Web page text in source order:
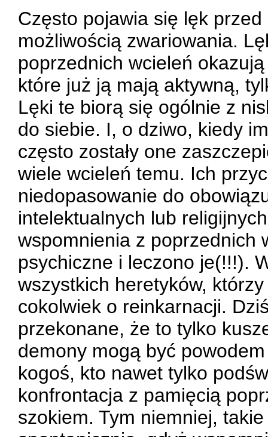
Często pojawia się lęk
możliwością zwariowania.
poprzednich wcieleń
które już ją mają aktywną,
Lęki te biorą się ogólnie z
do siebie. I, o dziwo, kiedy
często zostały one
wiele wcieleń temu. Ich
niedopasowanie do
intelektualnych lub
wspomnienia z poprzednich
psychiczne i leczono je(!!!).
wszystkich heretyków,
cokolwiek o reinkarnacji.
przekonane, że to tylko
demony mogą być
kogoś, kto nawet tylko
konfrontacja z pamięcią
szokiem. Tym niemniej,